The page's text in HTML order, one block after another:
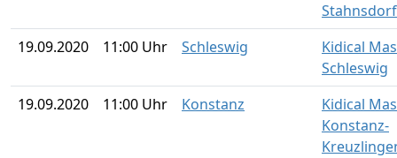
Stahnsdorf
19.09.2020
11:00 Uhr Schleswig
Kidical
Schleswig
19.09.2020
11:00 Uhr Konstanz
Kidical
Konstanz-